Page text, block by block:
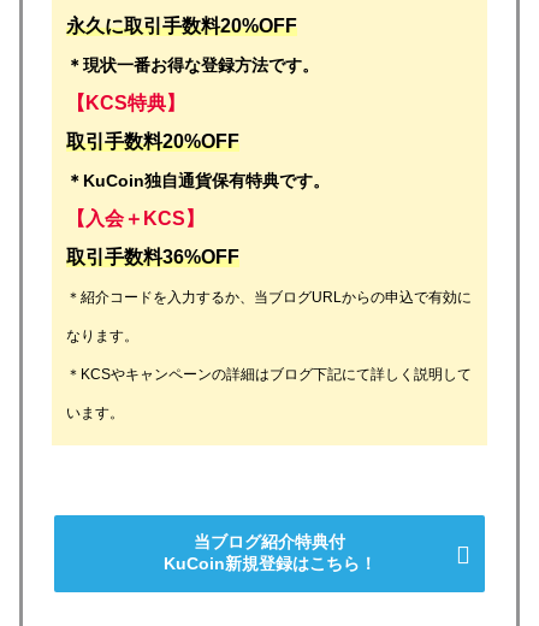
永久に取引手数料20%OFF
＊現状一番お得な登録方法です。
【KCS特典】
取引手数料20%OFF
＊KuCoin独自通貨保有特典です。
【入会＋KCS】
取引手数料36%OFF
＊紹介コードを入力するか、当ブログURLからの申込で有効に
なります。
＊KCSやキャンペーンの詳細はブログ下記にて詳しく説明して
います。
当ブログ紹介特典付
KuCoin新規登録はこちら！